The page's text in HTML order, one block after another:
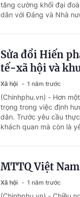
tăng cường khối đại
dân với Đảng và Nhà
Sửa đổi Hiến
tế-xã hội và
Xã hội 1 năm trước
(Chinhphu.vn) - Hơn
trọng trong việc định
dân. Trước yêu cầu
khách quan mà còn là
MTTQ Việt
Xã hội 1 năm trước